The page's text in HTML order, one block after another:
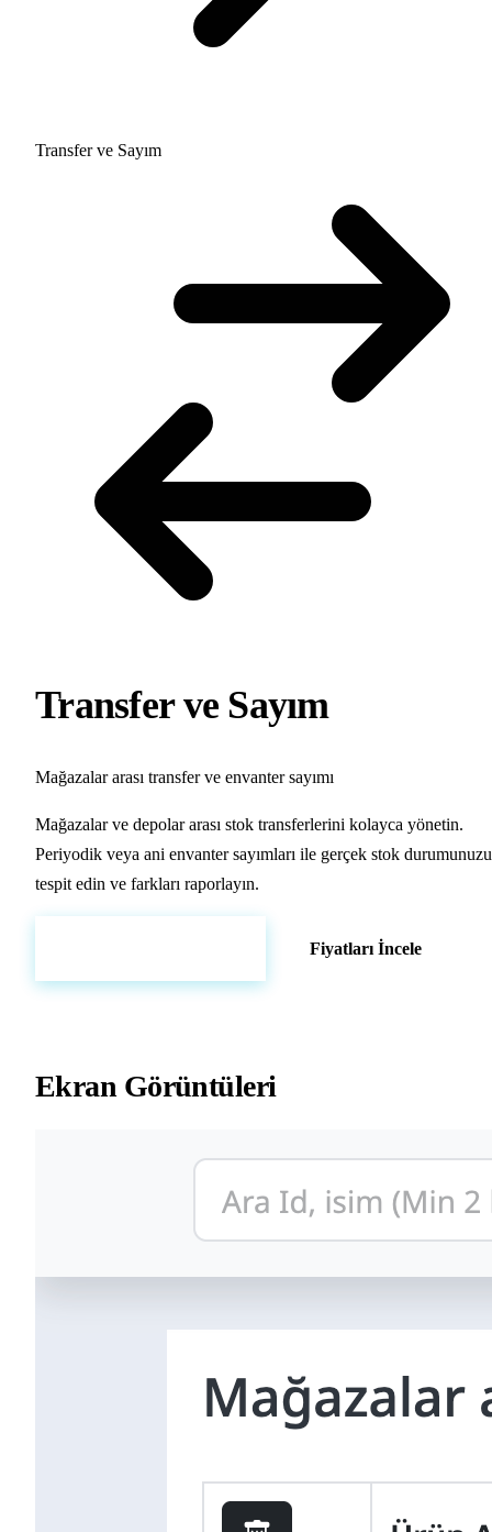
Transfer ve Sayım
Transfer ve Sayım
Mağazalar arası transfer ve envanter sayımı
Mağazalar ve depolar arası stok transferlerini kolayca yönetin.
Periyodik veya ani envanter sayımları ile gerçek stok durumunuzu
tespit edin ve farkları raporlayın.
Fiyatları İncele
Ekran Görüntüleri